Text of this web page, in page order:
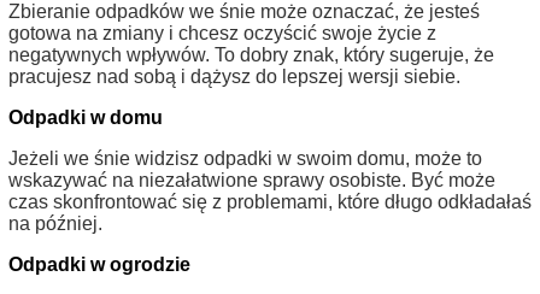
Zbieranie odpadków we śnie może oznaczać, że jesteś
gotowa na zmiany i chcesz oczyścić swoje życie z
negatywnych wpływów. To dobry znak, który sugeruje, że
pracujesz nad sobą i dążysz do lepszej wersji siebie.
Odpadki w domu
Jeżeli we śnie widzisz odpadki w swoim domu, może to
wskazywać na niezałatwione sprawy osobiste. Być może
czas skonfrontować się z problemami, które długo odkładałaś
na później.
Odpadki w ogrodzie